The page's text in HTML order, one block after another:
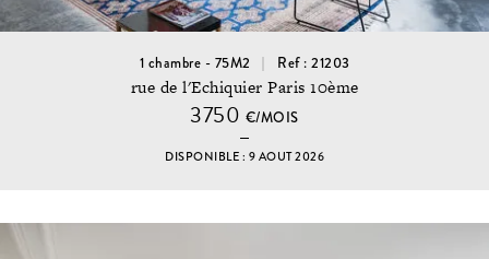
1 chambre - 75M2 Ref : 21203
rue de l'Echiquier Paris 10ème
3750 €/MOIS
DISPONIBLE : 9 AOUT 2026